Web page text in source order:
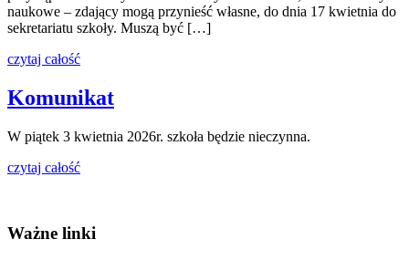
naukowe – zdający mogą przynieść własne, do dnia 17 kwietnia do
sekretariatu szkoły. Muszą być […]
czytaj całość
Komunikat
W piątek 3 kwietnia 2026r. szkoła będzie nieczynna.
czytaj całość
Ważne linki